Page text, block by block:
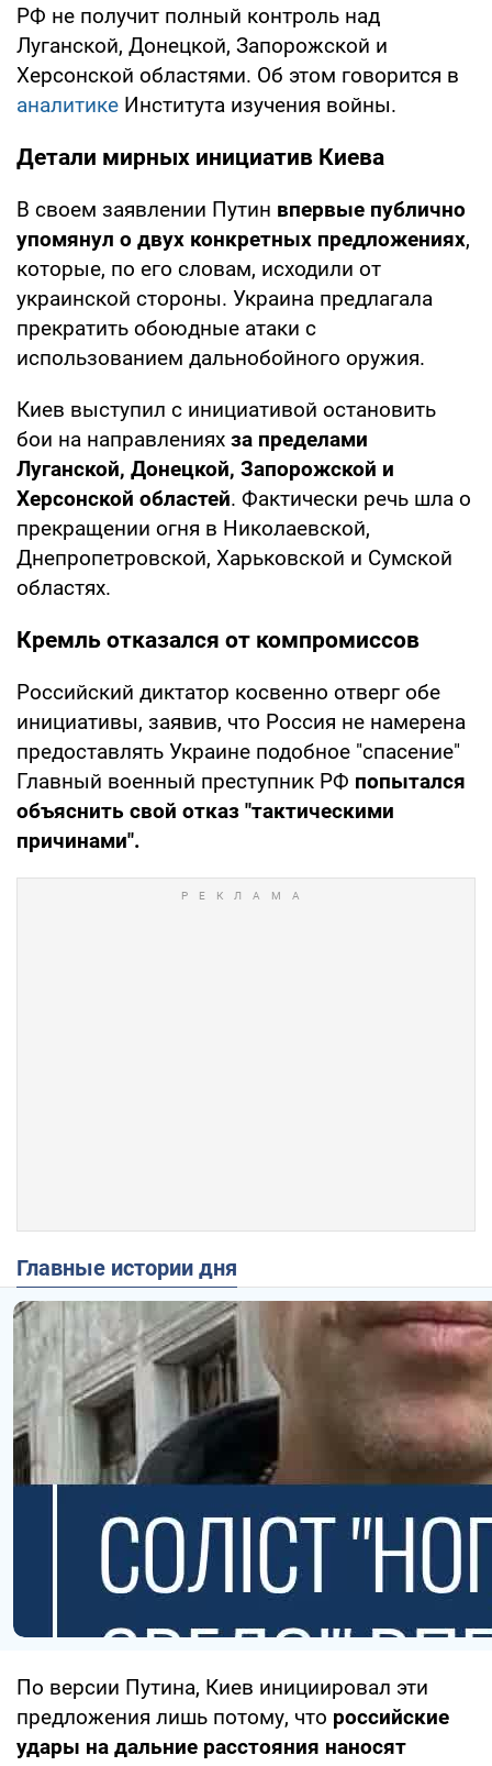
РФ не получит полный контроль над
Луганской, Донецкой, Запорожской и
Херсонской областями. Об этом говорится в
аналитике Института изучения войны.
Детали мирных инициатив Киева
В своем заявлении Путин впервые публично
упомянул о двух конкретных предложениях,
которые, по его словам, исходили от
украинской стороны. Украина предлагала
прекратить обоюдные атаки с
использованием дальнобойного оружия.
Киев выступил с инициативой остановить
бои на направлениях за пределами
Луганской, Донецкой, Запорожской и
Херсонской областей. Фактически речь шла о
прекращении огня в Николаевской,
Днепропетровской, Харьковской и Сумской
областях.
Кремль отказался от компромиссов
Российский диктатор косвенно отверг обе
инициативы, заявив, что Россия не намерена
предоставлять Украине подобное "спасение"
Главный военный преступник РФ попытался
объяснить свой отказ "тактическими
причинами".
Главные истории дня
По версии Путина, Киев инициировал эти
предложения лишь потому, что российские
удары на дальние расстояния наносят